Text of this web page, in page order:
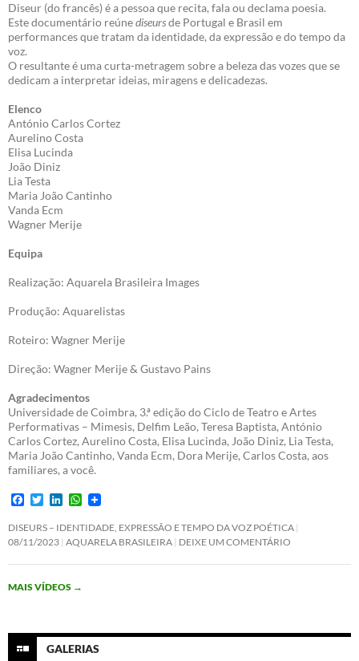
Diseur (do francês) é a pessoa que recita, fala ou declama poesia.
Este documentário reúnediseursde Portugal e Brasil em
performances que tratam da identidade, da expressão e do tempo da
voz.
O resultante é uma curta-metragem sobre a beleza das vozes que se
dedicam a interpretar ideias, miragens e delicadezas.
Elenco
António Carlos Cortez
Aurelino Costa
Elisa Lucinda
João Diniz
Lia Testa
Maria João Cantinho
Vanda Ecm
Wagner Merije
Equipa
Realização: Aquarela Brasileira Images
Produção: Aquarelistas
Roteiro: Wagner Merije
Direção: Wagner Merije & Gustavo Pains
Agradecimentos
Universidade de Coimbra, 3.ª edição do Ciclo de Teatro e Artes
Performativas – Mimesis, Delfim Leão, Teresa Baptista, António
Carlos Cortez, Aurelino Costa, Elisa Lucinda, João Diniz, Lia Testa,
Maria João Cantinho, Vanda Ecm, Dora Merije, Carlos Costa, aos
familiares, a você.
F
c
e
b
o
k
T
i
t
t
e
n
k
e
d
n
W
a
t
s
A
DISEURS – IDENTIDADE, EXPRESSÃO E TEMPO DA VOZ POÉTICA
08/11/2023 AQUARELA BRASILEIRA DEIXE UM COMENTÁRIO
MAIS VÍDEOS →
GALERIAS